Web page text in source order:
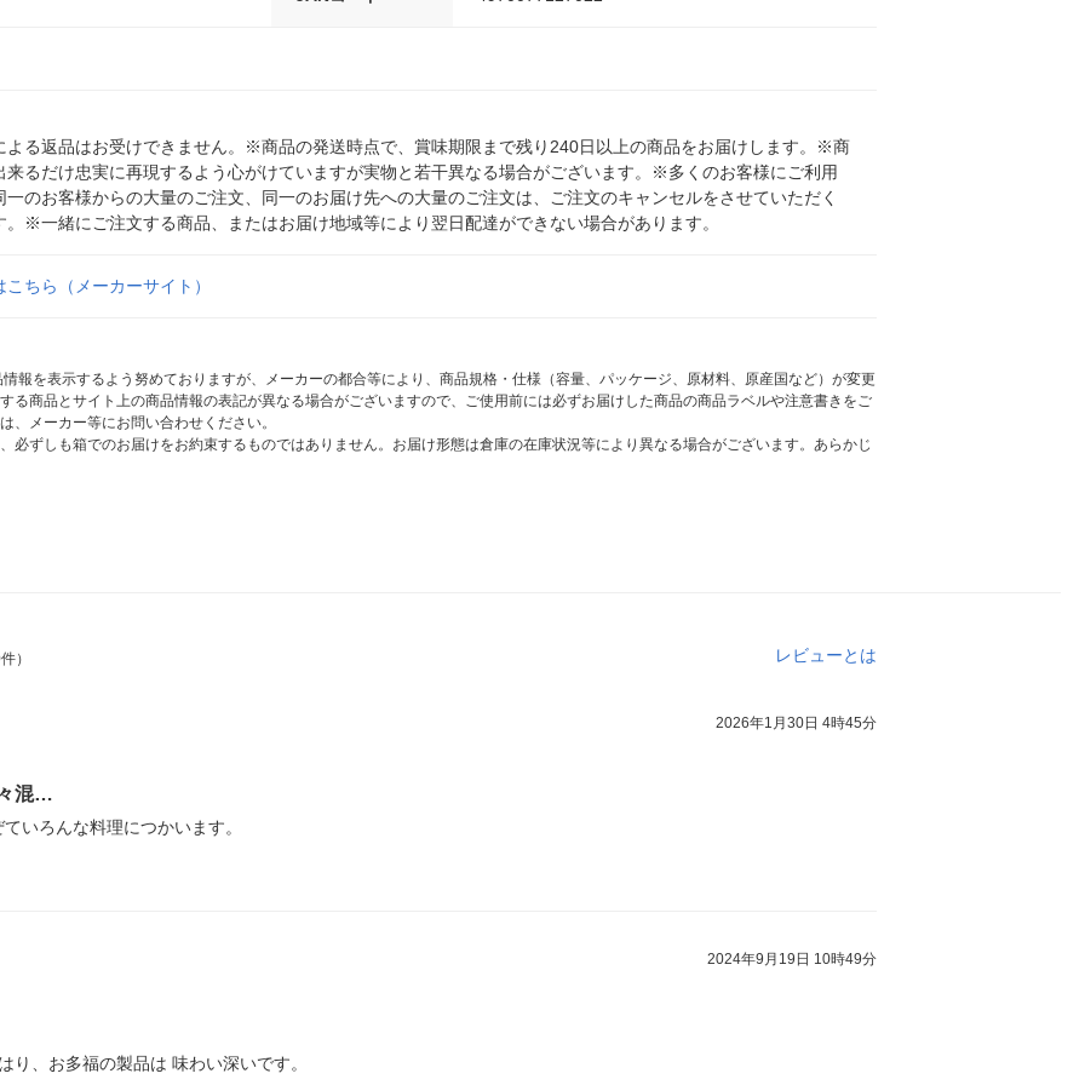
よる返品はお受けできません。※商品の発送時点で、賞味期限まで残り240日以上の商品をお届けします。※商
来るだけ忠実に再現するよう心がけていますが実物と若干異なる場合がございます。※多くのお客様にご利用
一のお客様からの大量のご注文、同一のお届け先への大量のご注文は、ご注文のキャンセルをさせていただく
。※一緒にご注文する商品、またはお届け地域等により翌日配達ができない場合があります。
ちら（メーカーサイト）
報を表示するよう努めておりますが、メーカーの都合等により、商品規格・仕様（容量、パッケージ、原材料、原産国など）が変更
る商品とサイト上の商品情報の表記が異なる場合がございますので、ご使用前には必ずお届けした商品の商品ラベルや注意書きをご
、メーカー等にお問い合わせください。
必ずしも箱でのお届けをお約束するものではありません。お届け形態は倉庫の在庫状況等により異なる場合がございます。あらかじ
） レビューとは
2026年1月30日 4時45分
混…
いろんな料理につかいます。
2024年9月19日 10時49分
、お多福の製品は 味わい深いです。